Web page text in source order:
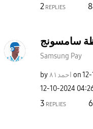
2 REPLIES
سامسونج
Samsung Pay
by احمد٨١ on
‎12-10-2024
3 REPLIES